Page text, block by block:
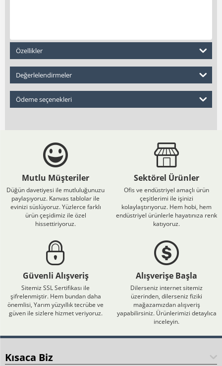
Özellikler
Değerlelendirmeler
Ödeme seçenekleri
Mutlu Müşteriler
Düğün davetiyesi ile mutluluğunuzu
paylaşıyoruz. Kanvas tablolar ile
evinizi süslüyoruz. Yüzlerce farklı
ürün çeşidimiz ile özel
hissettiriyoruz.
Sektörel Ürünler
Ofis ve endüstriyel amaçlı ürün
çeşitlerimi ile işinizi
kolaylaştırıyoruz. Hem hobi, hem
endüstriyel ürünlerle hayatınıza renk
katıyoruz.
Güvenli Alışveriş
Sitemiz SSL Sertifikası ile
şifrelenmiştir. Hem bundan daha
önemlisi, Yarım yüzyıllık tecrübe ve
güven ile sizlere hizmet veriyoruz.
Alışverişe Başla
Dilerseniz internet sitemiz
üzerinden, dilerseniz fiziki
mağazamızdan alışveriş
yapabilirsiniz. Ürünlerimizi detaylıca
inceleyin.
Kısaca Biz